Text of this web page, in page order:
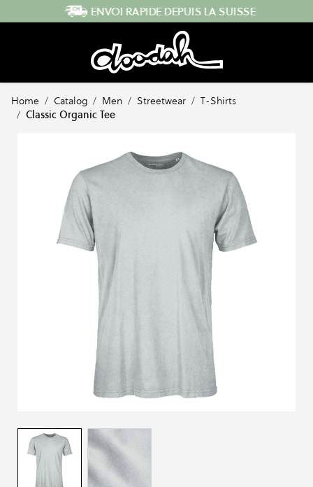
Skip to Content ENVOI RAPIDE DEPUIS LA SUISSE
Home / Catalog / Men / Streetwear / T-Shirts
/ Classic Organic Tee